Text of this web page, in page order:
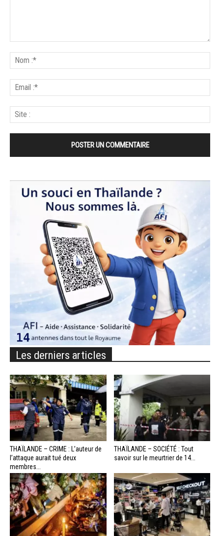
Les derniers articles
THAÏLANDE – CRIME : L’auteur de
l’attaque aurait tué deux
membres...
THAÏLANDE – SOCIÉTÉ : Tout
savoir sur le meurtrier de 14...